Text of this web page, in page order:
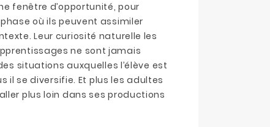
envisagé comme
donné, contraint
de la pièce, le
apprentissages ne se
limitent pas aux savoirs
disciplinaires. Les
compétences sociales
occupent une...
Lire la suite
fenêtre d’opportunité, pour
où ils peuvent assimiler
Leur curiosité naturelle les
ne sont jamais
situations auxquelles l’élève est
il se diversifie. Et plus les adultes
plus loin dans ses productions